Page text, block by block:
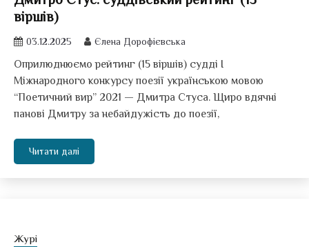
віршів)
03.12.2025 Єлена Дорофієвська
Оприлюднюємо рейтинг (15 віршів) судді І
Міжнародного конкурсу поезії українською мовою
“Поетичний вир” 2021 — Дмитра Стуса. Щиро вдячні
панові Дмитру за небайдужість до поезії,
Читати далі
Журі